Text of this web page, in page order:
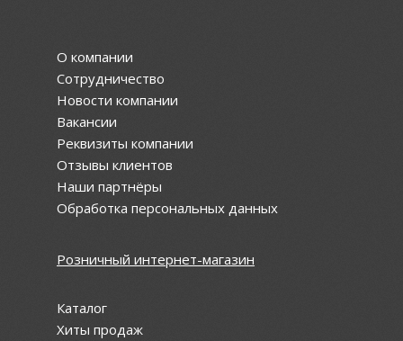
О компании
Сотрудничество
Новости компании
Вакансии
Реквизиты компании
Отзывы клиентов
Наши партнёры
Обработка персональных данных
Розничный интернет-магазин
Каталог
Хиты продаж